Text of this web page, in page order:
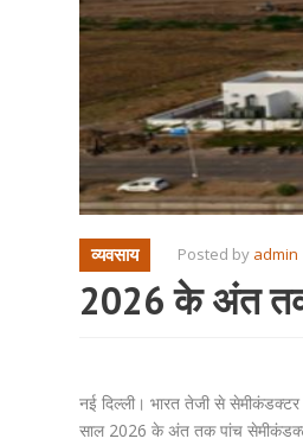
व्यवसाय Posted by admin
2026 के अंत
नई दिल्ली। भारत तेजी से
साल 2026 के अंत तक पांच